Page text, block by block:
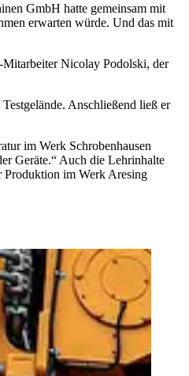
GmbH hatte gemeinsam mit
erwarten würde. Und das mit
Mitarbeiter Nicolay Podolski, der
Anschließend ließ er
im Werk Schrobenhausen
Geräte.“ Auch die Lehrinhalte
Produktion im Werk Aresing